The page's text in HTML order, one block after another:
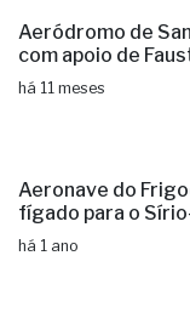
Aeródromo de
com apoio de
há 11 meses
Aeronave do
fígado para o
há 1 ano